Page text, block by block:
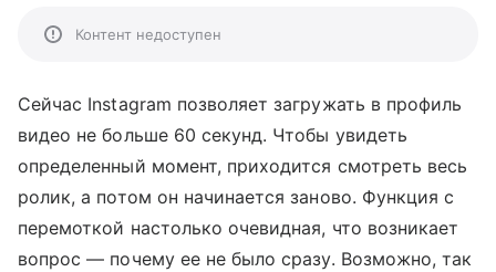
Контент недоступен
Сейчас Instagram позволяет загружать в профиль
видео не больше 60 секунд. Чтобы увидеть
определенный момент, приходится смотреть весь
ролик, а потом он начинается заново. Функция с
перемоткой настолько очевидная, что возникает
вопрос — почему ее не было сразу. Возможно, так